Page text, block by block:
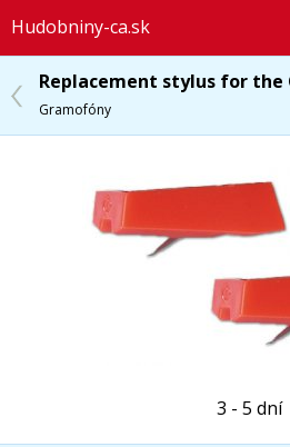
Hudobniny-ca.sk
Replacement stylus for
Gramofóny
3 - 5 dní